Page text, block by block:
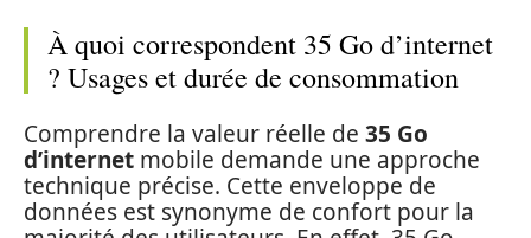
À quoi correspondent 35 Go d’internet
? Usages et durée de consommation
Comprendre la valeur réelle de 35 Go
d’internet mobile demande une approche
technique précise. Cette enveloppe de
données est synonyme de confort pour la